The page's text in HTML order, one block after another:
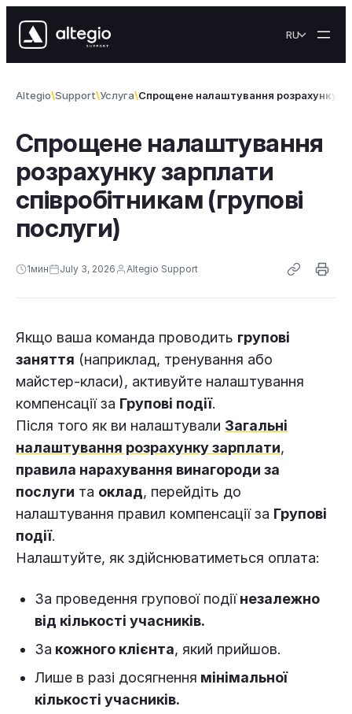
RU
Altegio Support Услуга Спрощене налаштування розрахунку
Спрощене налаштування
розрахунку зарплати
співробітникам (групові
послуги)
1мин July 3, 2026 Altegio Support
Якщо ваша команда проводить групові
заняття (наприклад, тренування або
майстер-класи), активуйте налаштування
компенсації за Групові події.
Після того як ви налаштували Загальні
налаштування розрахунку зарплати,
правила нарахування винагороди за
послуги та оклад, перейдіть до
налаштування правил компенсації за Групові
події.
Налаштуйте, як здійснюватиметься оплата:
За проведення групової подіїнезалежно
від кількості учасників.
За кожного клієнта, який прийшов.
Лише в разі досягнення мінімальної
кількості учасників.